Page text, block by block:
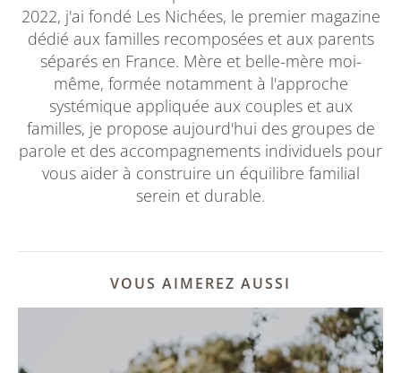
2022, j'ai fondé Les Nichées, le premier magazine
dédié aux familles recomposées et aux parents
séparés en France. Mère et belle-mère moi-
même, formée notamment à l'approche
systémique appliquée aux couples et aux
familles, je propose aujourd'hui des groupes de
parole et des accompagnements individuels pour
vous aider à construire un équilibre familial
serein et durable.
VOUS AIMEREZ AUSSI